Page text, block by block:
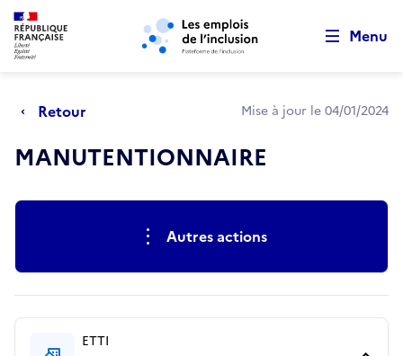
Aller au menu principal Aller au contenu principal
Menu
Retour Mise à jour le 04/01/2024
MANUTENTIONNAIRE
Actions rapidesAutres actions
ETTI
Retour au début de la page
Panneau de gestion des cookies